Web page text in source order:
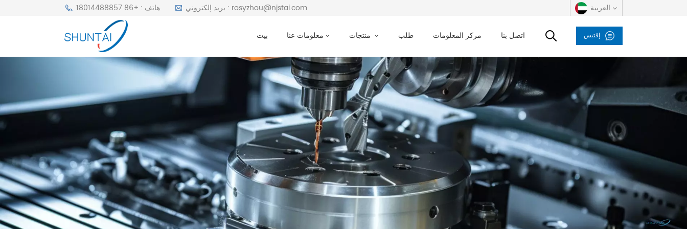
هاتف : +86 18014488857 بريد إلكتروني : rosyzhou@njstai.com العربية
español
العربية
Deutsch
italiano
français
Indonesia
بيت معلومات عنا طلب مركز المعلومات اتصل بنا إقتبس